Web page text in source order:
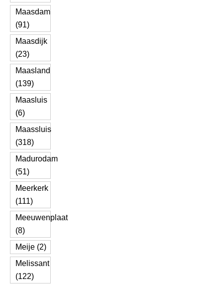
Maasdam
(91)
Maasdijk
(23)
Maasland
(139)
Maasluis
(6)
Maassluis
(318)
Madurodam
(51)
Meerkerk
(111)
Meeuwenplaat
(8)
Meije (2)
Melissant
(122)